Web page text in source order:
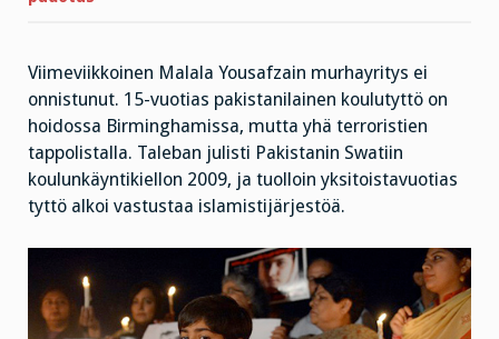
Viimeviikkoinen Malala Yousafzain murhayritys ei
onnistunut. 15-vuotias pakistanilainen koulutyttö on
hoidossa Birminghamissa, mutta yhä terroristien
tappolistalla. Taleban julisti Pakistanin Swatiin
koulunkäyntikiellon 2009, ja tuolloin yksitoistavuotias
tyttö alkoi vastustaa islamistijärjestöä.